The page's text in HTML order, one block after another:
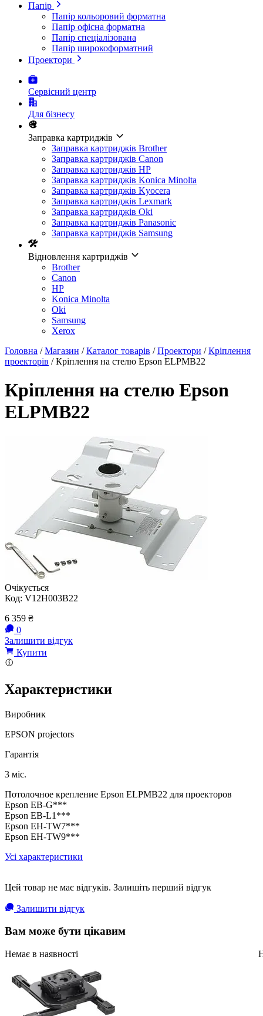
Папір
Папір кольоровий форматна
Папір офісна форматна
Папір спеціалізована
Папір широкоформатний
Проектори
Сервісний центр
Для бізнесу
Заправка картриджів
Заправка картриджів Brother
Заправка картриджів Canon
Заправка картриджів HP
Заправка картриджів Konica Minolta
Заправка картриджів Kyocera
Заправка картриджів Lexmark
Заправка картриджів Oki
Заправка картриджів Panasonic
Заправка картриджів Samsung
Відновлення картриджів
Brother
Canon
HP
Konica Minolta
Oki
Samsung
Xerox
Головна /Магазин /Каталог товарів /Проектори /Кріплення
проекторів / Кріплення на стелю Epson ELPMB22
Кріплення на стелю Epson
ELPMB22
Очікується
Код: V12H003B22
6 359 ₴
0
Залишити відгук
Купити
Характеристики
Виробник
EPSON projectors
Гарантія
3 міс.
Потолочное крепление Epson ELPMB22 для проекторов
Epson EB-G***
Epson EB-L1***
Epson EH-TW7***
Epson EH-TW9***
Усі характеристики
Цей товар не має відгуків. Залишіть перший відгук
Залишити відгук
Вам може бути цікавим
Немає в наявності